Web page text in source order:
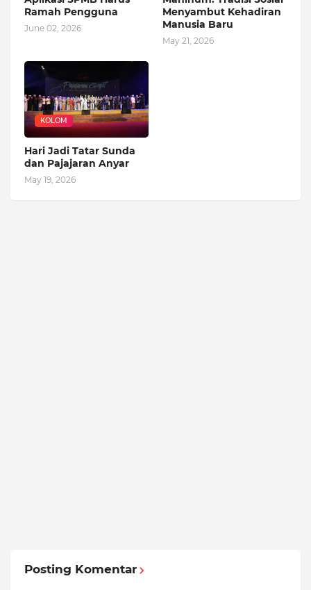
Ramah Pengguna
June 02, 2026
Menyambut Kehadiran
Manusia Baru
May 21, 2026
KOLOM
Hari Jadi Tatar Sunda
dan Pajajaran Anyar
May 19, 2026
Posting Komentar